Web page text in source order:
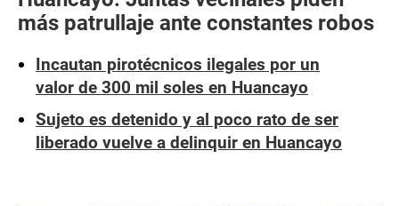
más patrullaje ante constantes robos
Incautan pirotécnicos ilegales por un
valor de 300 mil soles en Huancayo
Sujeto es detenido y al poco rato de ser
liberado vuelve a delinquir en Huancayo